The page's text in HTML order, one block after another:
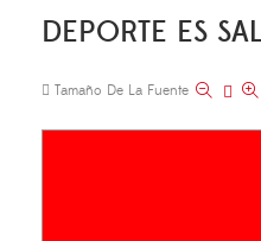
DEPORTE ES
Tamaño De La Fuente